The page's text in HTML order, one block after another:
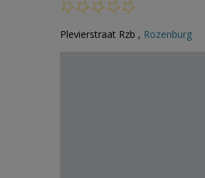
Plevierstraat Rzb , Rozenburg